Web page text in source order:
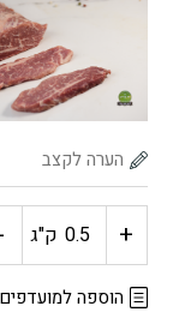
"חי
בריא"
+ כמות
של
ק"ג
הוספה למועדפים